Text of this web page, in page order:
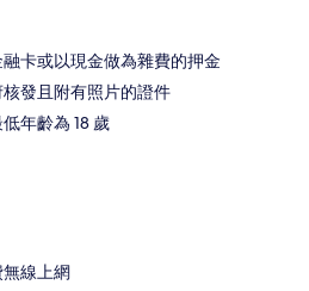
卡或以現金做為雜費的押金
發且附有照片的證件
年齡為 18 歲
線上網